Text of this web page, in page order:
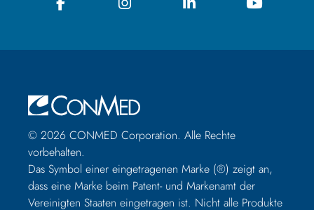
© 2026 CONMED Corporation. Alle Rechte
vorbehalten.
Das Symbol einer eingetragenen Marke (®) zeigt an,
dass eine Marke beim Patent- und Markenamt der
Vereinigten Staaten eingetragen ist. Nicht alle Produkte